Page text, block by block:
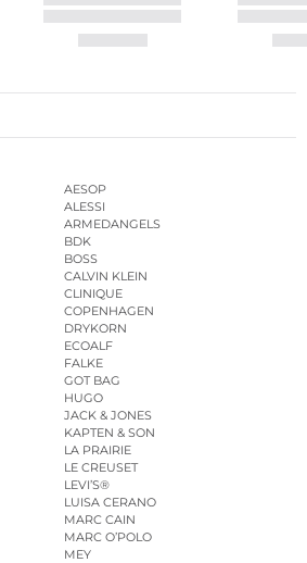
AESOP
ALESSI
ARMEDANGELS
BDK
BOSS
CALVIN KLEIN
CLINIQUE
COPENHAGEN
DRYKORN
ECOALF
FALKE
GOT BAG
HUGO
JACK & JONES
KAPTEN & SON
LA PRAIRIE
LE CREUSET
LEVI’S®
LUISA CERANO
MARC CAIN
MARC O’POLO
MEY